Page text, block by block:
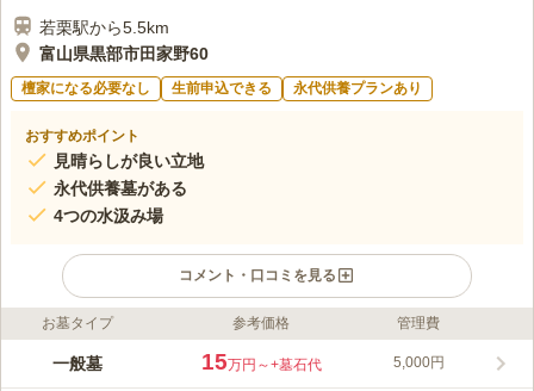
若栗駅から5.5km
富山県黒部市田家野60
檀家になる必要なし 生前申込できる 永代供養プランあり
おすすめポイント
見晴らしが良い立地
永代供養墓がある
4つの水汲み場
コメント・口コミを見る
ライフドット編集部のコメント
生前の申し込みが可能で永代供養墓もあります。 継承者がいな
お墓タイプ 参考価格 管理費
一般墓 15万円～+墓石代 5,000円